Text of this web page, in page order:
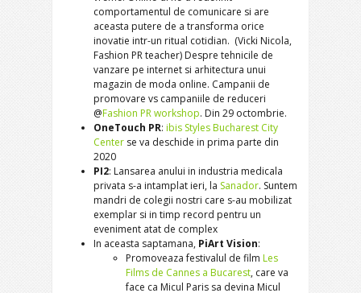
comportamentul de comunicare si are
aceasta putere de a transforma orice
inovatie intr-un ritual cotidian. (Vicki Nicola,
Fashion PR teacher) Despre tehnicile de
vanzare pe internet si arhitectura unui
magazin de moda online. Campanii de
promovare vs campaniile de reduceri
@Fashion PR workshop. Din 29 octombrie.
OneTouch PR: ibis Styles Bucharest City
Center se va deschide in prima parte din
2020
PI2: Lansarea anului in industria medicala
privata s-a intamplat ieri, la Sanador. Suntem
mandri de colegii nostri care s-au mobilizat
exemplar si in timp record pentru un
eveniment atat de complex
In aceasta saptamana, PiArt Vision:
Promoveaza festivalul de film Les
Films de Cannes a Bucarest, care va
face ca Micul Paris sa devina Micul